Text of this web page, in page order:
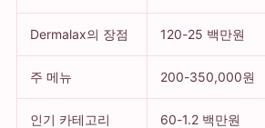
Dermalax의 장점 120-25 백만원
주 메뉴 200-350,000원
인기 카테고리 60-1.2 백만원